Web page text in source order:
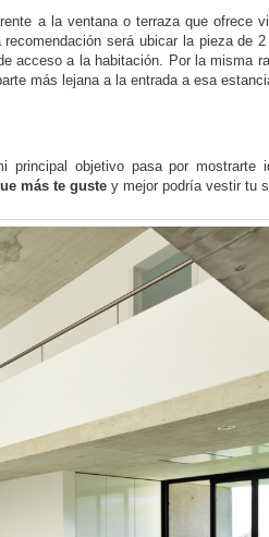
a la ventana o terraza que ofrece
recomendación será ubicar la pieza de 2
acceso a la habitación. Por la misma
más lejana a la entrada a esa
principal objetivo pasa por mostrarte
más te guste y mejor podría vestir tu